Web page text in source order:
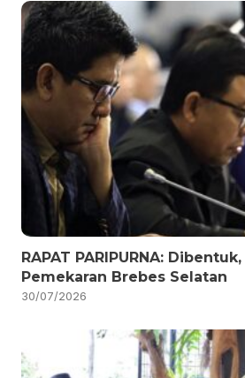
RAPAT PARIPURNA:
Pemekaran Brebes Selatan
30/07/2026